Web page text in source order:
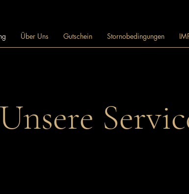
Über Uns Gutschein Stornobedingungen